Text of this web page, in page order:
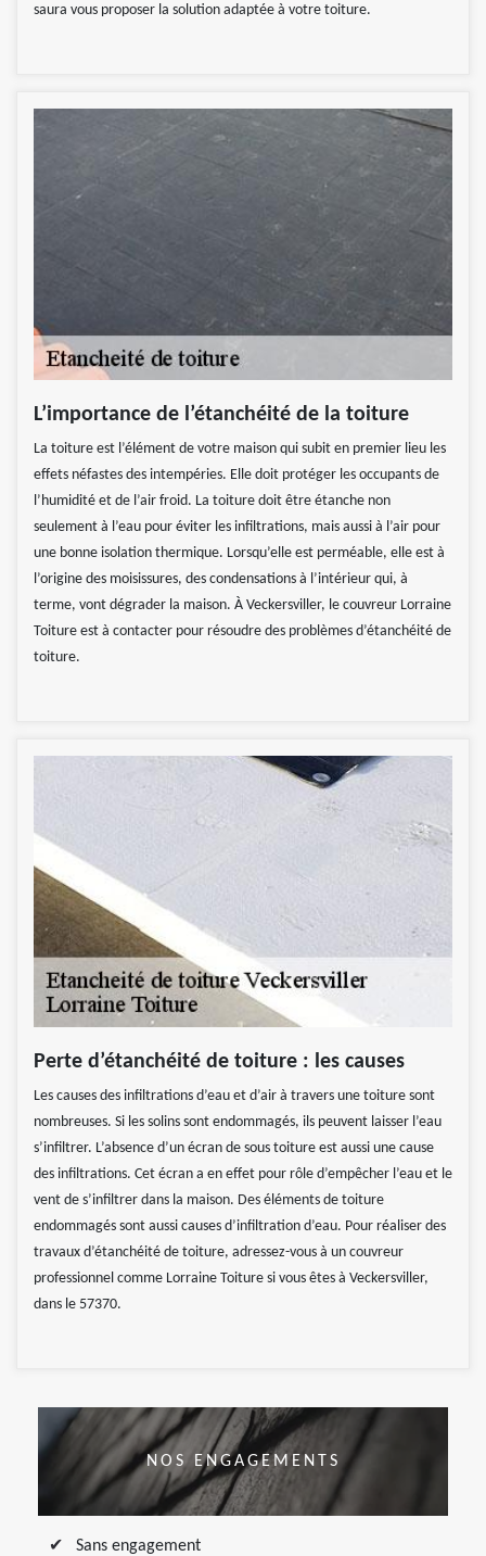
saura vous proposer la solution adaptée à votre toiture.
L’importance de l’étanchéité de la toiture
La toiture est l’élément de votre maison qui subit en premier lieu les
effets néfastes des intempéries. Elle doit protéger les occupants de
l’humidité et de l’air froid. La toiture doit être étanche non
seulement à l’eau pour éviter les infiltrations, mais aussi à l’air pour
une bonne isolation thermique. Lorsqu’elle est perméable, elle est à
l’origine des moisissures, des condensations à l’intérieur qui, à
terme, vont dégrader la maison. À Veckersviller, le couvreur Lorraine
Toiture est à contacter pour résoudre des problèmes d’étanchéité de
toiture.
Perte d’étanchéité de toiture : les causes
Les causes des infiltrations d’eau et d’air à travers une toiture sont
nombreuses. Si les solins sont endommagés, ils peuvent laisser l’eau
s’infiltrer. L’absence d’un écran de sous toiture est aussi une cause
des infiltrations. Cet écran a en effet pour rôle d’empêcher l’eau et le
vent de s’infiltrer dans la maison. Des éléments de toiture
endommagés sont aussi causes d’infiltration d’eau. Pour réaliser des
travaux d’étanchéité de toiture, adressez-vous à un couvreur
professionnel comme Lorraine Toiture si vous êtes à Veckersviller,
dans le 57370.
NOS ENGAGEMENTS
Sans engagement